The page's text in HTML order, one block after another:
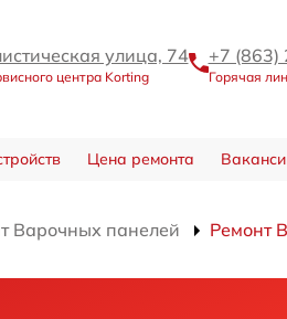
улица, 74
центра Korting
+7
Горячая
Цена ремонта
Варочных панелей Ремонт